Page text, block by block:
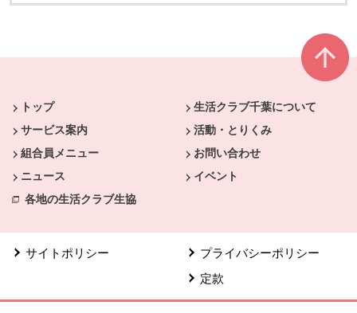
トップ
生活クラブ千葉について
サービス案内
活動・とりくみ
組合員メニュー
お問い合わせ
ニュース
イベント
各地の生活クラブ生協
サイトポリシー
プライバシーポリシー
定款